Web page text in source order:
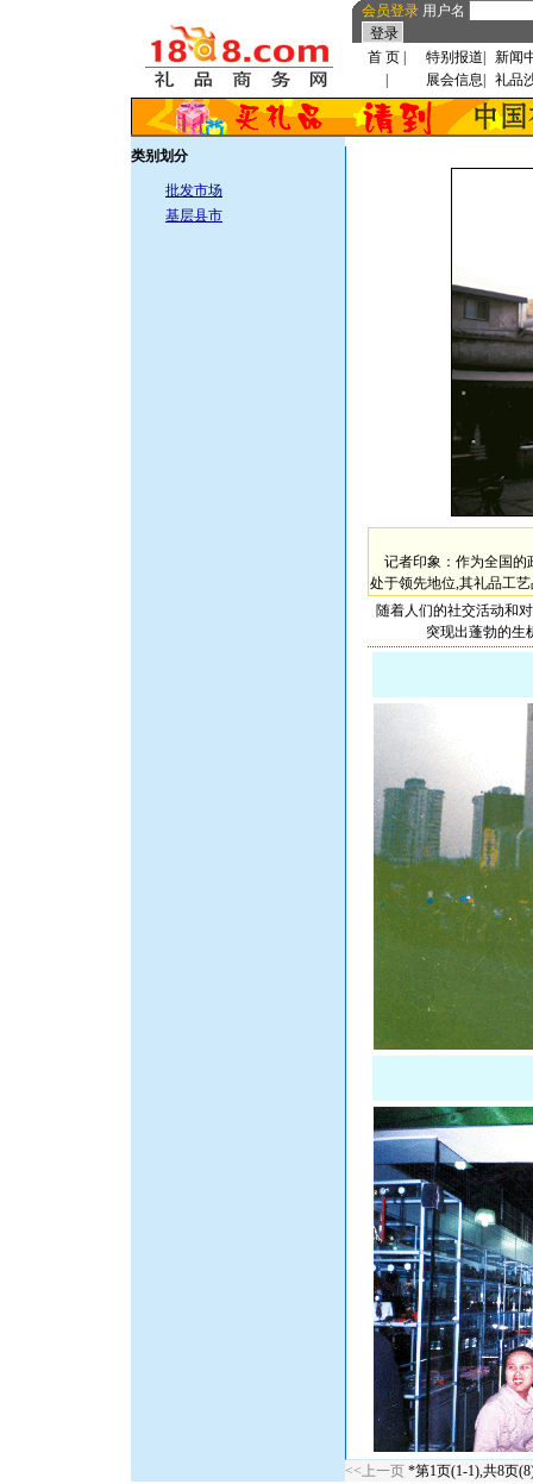
会员登录 用户名
首 页 特别报道
新闻
展会信息 礼品
类别划分
批发市场
基层县市
记者印象：作为全国的
处于领先地位,其礼品工
随着人们的社交活动和
突现出蓬勃的生
<<上一页 *第1页(1-1),共8页